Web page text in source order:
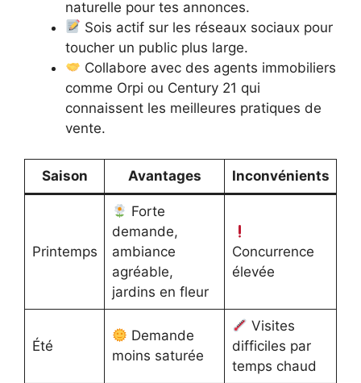
naturelle pour tes annonces.
Sois actif sur les réseaux sociaux pour
toucher un public plus large.
Collabore avec des agents immobiliers
comme Orpi ou Century 21 qui
connaissent les meilleures pratiques de
vente.
Saison Avantages Inconvénients
Printemps
Forte
demande,
ambiance
agréable,
jardins en fleur
Concurrence
élevée
Été
Demande
moins saturée
Visites
difficiles par
temps chaud